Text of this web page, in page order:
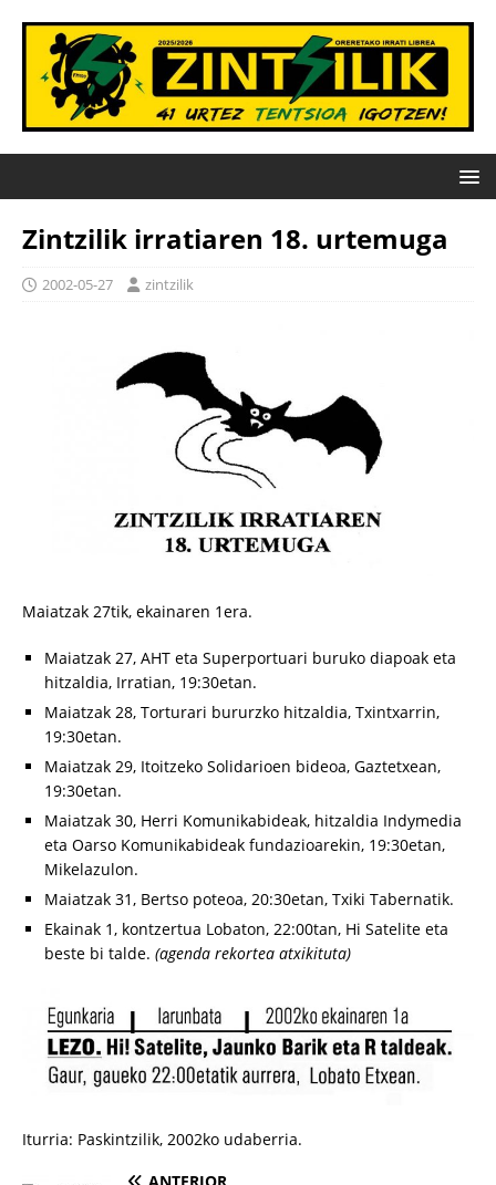
Zintzilik irratiaren 18. urtemuga
2002-05-27 zintzilik
Maiatzak 27tik, ekainaren 1era.
Maiatzak 27, AHT eta Superportuari buruko diapoak eta
hitzaldia, Irratian, 19:30etan.
Maiatzak 28, Torturari bururzko hitzaldia, Txintxarrin,
19:30etan.
Maiatzak 29, Itoitzeko Solidarioen bideoa, Gaztetxean,
19:30etan.
Maiatzak 30, Herri Komunikabideak, hitzaldia Indymedia
eta Oarso Komunikabideak fundazioarekin, 19:30etan,
Mikelazulon.
Maiatzak 31, Bertso poteoa, 20:30etan, Txiki Tabernatik.
Ekainak 1, kontzertua Lobaton, 22:00tan, Hi Satelite eta
beste bi talde. (agenda rekortea atxikituta)
Iturria: Paskintzilik, 2002ko udaberria.